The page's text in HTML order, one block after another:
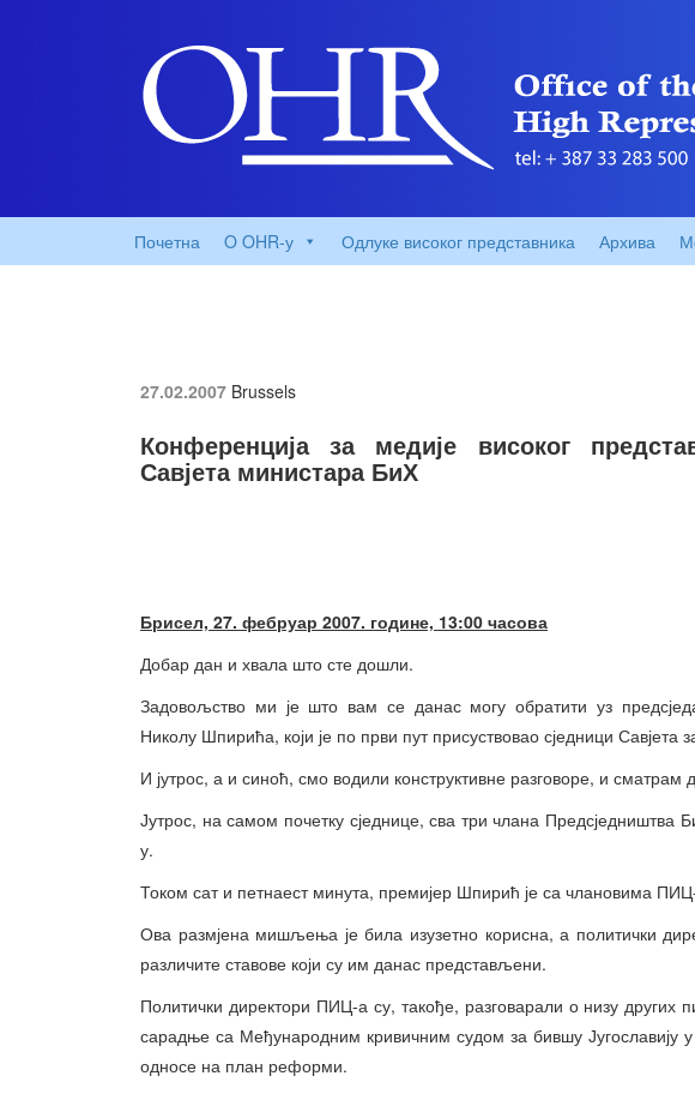
Почетна O OHR-у Одлуке високог представника Архива
27.02.2007 Brussels
Конференција за медије високог
Савјета министара БиХ
Брисел, 27. фебруар 2007. године, 13:00 часова
Добар дан и хвала што сте дошли.
Задовољство ми је што вам се данас могу обратити уз
Николу Шпирића, који је по први пут присуствовао сједници
И јутрос, а и синоћ, смо водили конструктивне разговоре, и сматрам
Јутрос, на самом почетку сједнице, сва три члана
у.
Током сат и петнаест минута, премијер Шпирић је са члановима
Ова размјена мишљења је била изузетно корисна, а политички
различите ставове који су им данас представљени.
Политички директори ПИЦ-а су, такође, разговарали о низу других
сарадње са Међународним кривичним судом за бившу Југославију
односе на план реформи.